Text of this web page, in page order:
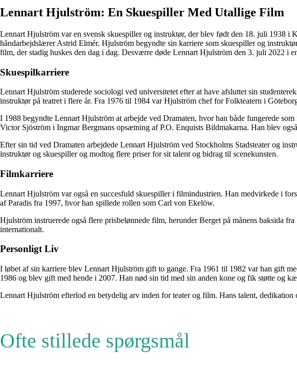
Lennart Hjulström: En Skuespiller Med Utallige Film
Lennart Hjulström var en svensk skuespiller og instruktør, der blev født den 18. juli 1938
håndarbejdslærer Astrid Elmér. Hjulström begyndte sin karriere som skuespiller og
film, der stadig huskes den dag i dag. Desværre døde Lennart Hjulström den 3. juli 2022 i
Skuespilkarriere
Lennart Hjulström studerede sociologi ved universitetet efter at have afsluttet sin
instruktør på teatret i flere år. Fra 1976 til 1984 var Hjulström chef for Folkteatern i
I 1988 begyndte Lennart Hjulström at arbejde ved Dramaten, hvor han både fungerede
Victor Sjöström i Ingmar Bergmans opsætning af P.O. Enquists Bildmakarna. Han blev
Efter sin tid ved Dramaten arbejdede Lennart Hjulström ved Stockholms Stadsteater og
instruktør og skuespiller og modtog flere priser for sit talent og bidrag til scenekunsten.
Filmkarriere
Lennart Hjulström var også en succesfuld skuespiller i filmindustrien. Han medvirkede i
af Paradis fra 1997, hvor han spillede rollen som Carl von Ekelöw.
Hjulström instruerede også flere prisbelønnede film, herunder Berget på månens baksida
internationalt.
Personligt Liv
I løbet af sin karriere blev Lennart Hjulström gift to gange. Fra 1961 til 1982 var han gift
1986 og blev gift med hende i 2007. Han nød sin tid med sin anden kone og fik støtte og
Lennart Hjulström efterlod en betydelig arv inden for teater og film. Hans talent,
Ofte stillede spørgsmål